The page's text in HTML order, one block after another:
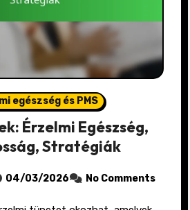
egészség és PMS
Érzelmi Egészség,
Stratégiák
04/03/2026 No Comments